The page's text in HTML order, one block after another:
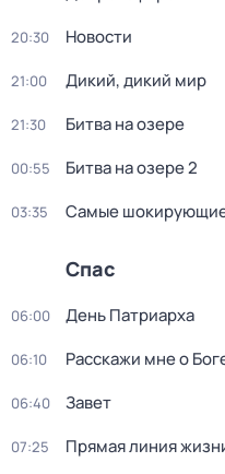
20:30 Новости
21:00 Дикий, дикий мир
21:30 Битва на озере
00:55 Битва на озере 2
03:35 Самые
Спас
06:00 День Патриарха
06:10 Расскажи мне о
06:40 Завет
07:25 Прямая линия